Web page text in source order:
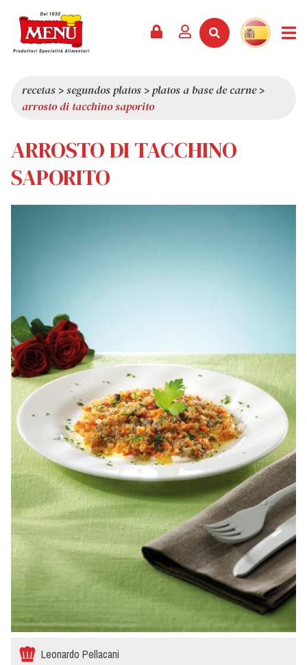
CATÁLOGO
SERVICIOS
ÚLTIMAS NOVEDADES
PREMIOS
RESEÑA DE LA PRENSA
QUIÉNES SOMOS
CALIDAD
VALORES
CURIOSIDADES
SHOWROOM
TRABAJA CON NOSOTROS
recetas >segundos platos >platos a base de carne>
arrosto di tacchino saporito
ARROSTO DI TACCHINO
SAPORITO
Leonardo Pellacani